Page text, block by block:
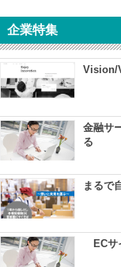
企業特集
Vision/
金融サ
る
まるで
ECサ